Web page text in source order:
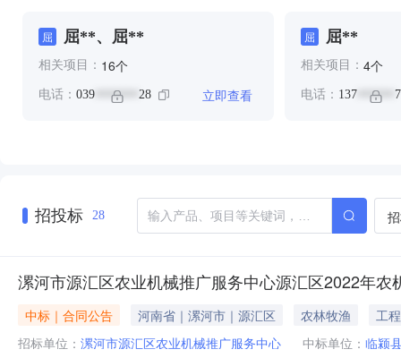
屈 屈**、屈**
相关项目： 16个
电话： 039 ******* 28 立即查看
屈 屈**
相关项目： 4个
电话： 137 ******
招投标 28
漯河市源汇区农业机械推广服务中心源汇区2022年农
中标｜合同公告 河南省｜漯河市｜源汇区 农林牧渔
工程
招标单位： 漯河市源汇区农业机械推广服务中心 中标单位： 临颍